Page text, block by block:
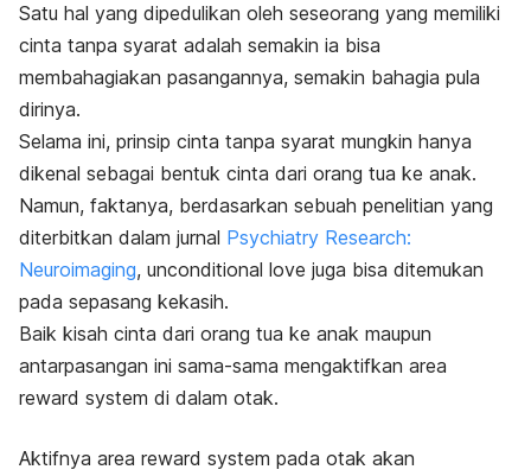
Satu hal yang dipedulikan oleh seseorang yang memiliki
cinta tanpa syarat adalah semakin ia bisa
membahagiakan pasangannya, semakin bahagia pula
dirinya.
Selama ini, prinsip cinta tanpa syarat mungkin hanya
dikenal sebagai bentuk cinta dari orang tua ke anak.
Namun, faktanya, berdasarkan sebuah penelitian yang
diterbitkan dalam jurnal Psychiatry Research:
Neuroimaging, unconditional love juga bisa ditemukan
pada sepasang kekasih.
Baik kisah cinta dari orang tua ke anak maupun
antarpasangan ini sama-sama mengaktifkan area
reward system di dalam otak.
Aktifnya area reward system pada otak akan